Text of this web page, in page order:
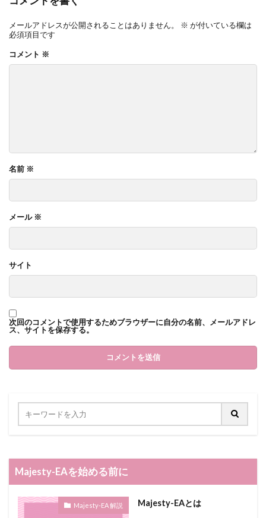
メールアドレスが公開されることはありません。 ※ が付いている欄は
必須項目です
コメント ※
名前 ※
メール ※
サイト
次回のコメントで使用するためブラウザーに自分の名前、メールアドレ
ス、サイトを保存する。
Majesty-EAを始める前に
Majesty-EA 解説 Majesty-EAとは